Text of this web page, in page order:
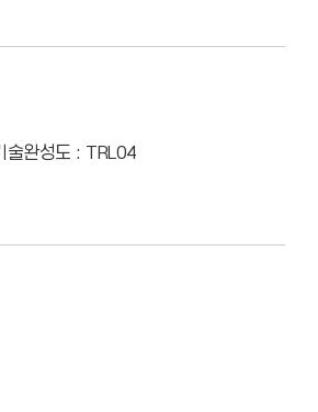
술완성도 : TRL04